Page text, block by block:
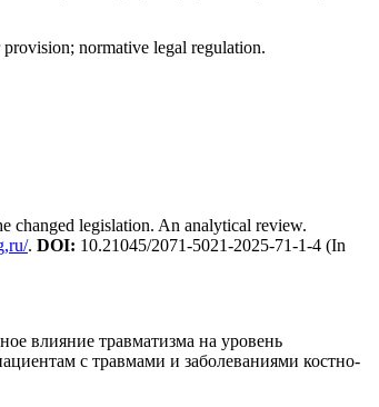
normative legal regulation.
changed legislation. An analytical review.
. DOI: 10.21045/2071-5021-2025-71-1-4 (In
влияние травматизма на уровень
с травмами и заболеваниями костно-